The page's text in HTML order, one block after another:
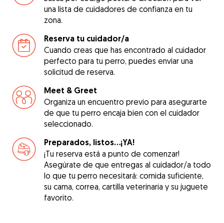
una lista de cuidadores de confianza en tu
zona.
Reserva tu cuidador/a
Cuando creas que has encontrado al cuidador
perfecto para tu perro, puedes enviar una
solicitud de reserva.
Meet & Greet
Organiza un encuentro previo para asegurarte
de que tu perro encaja bien con el cuidador
seleccionado.
Preparados, listos...¡YA!
¡Tu reserva está a punto de comenzar!
Asegúrate de que entregas al cuidador/a todo
lo que tu perro necesitará: comida suficiente,
su cama, correa, cartilla veterinaria y su juguete
favorito.